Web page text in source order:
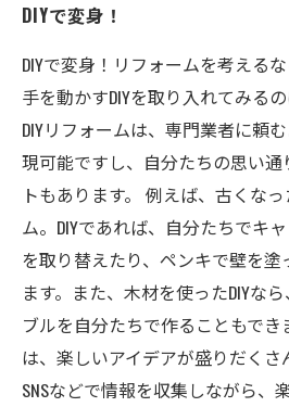
DIYで変身！
DIYで変身！リフォームを考える
手を動かすDIYを取り入れてみる
DIYリフォームは、専門業者に頼
現可能ですし、自分たちの思い
トもあります。 例えば、古くな
ム。DIYであれば、自分たちでキ
を取り替えたり、ペンキで壁を
ます。また、木材を使ったDIYな
ブルを自分たちで作ることもでき
は、楽しいアイデアが盛りだくさ
SNSなどで情報を収集しながら、